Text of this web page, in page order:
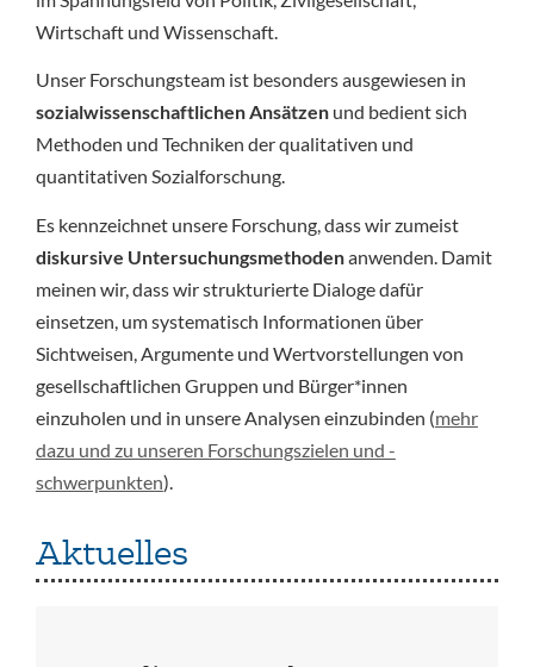
Wirtschaft und Wissenschaft.
Unser Forschungsteam ist besonders ausgewiesen in
sozialwissenschaftlichen Ansätzenund bedient sich
Methoden und Techniken der qualitativen und
quantitativen Sozialforschung.
Es kennzeichnet unsere Forschung, dass wir zumeist
diskursive Untersuchungsmethodenanwenden. Damit
meinen wir, dass wir strukturierte Dialoge dafür
einsetzen, um systematisch Informationen über
Sichtweisen, Argumente und Wertvorstellungen von
gesellschaftlichen Gruppen und Bürger*innen
einzuholen und in unsere Analysen einzubinden (mehr
dazu und zu unseren Forschungszielen und -
schwerpunkten).
Aktuelles